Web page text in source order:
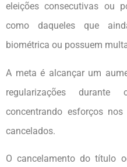
eleições consecutivas ou
como daqueles que
biométrica ou possuem
A meta é alcançar um
regularizações
concentrando esforços
cancelados.
O cancelamento do título